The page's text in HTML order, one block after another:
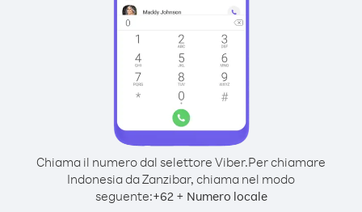
Chiama il numero dal selettore Viber.Per chiamare
Indonesia da Zanzibar, chiama nel modo
seguente:+62+ Numero locale